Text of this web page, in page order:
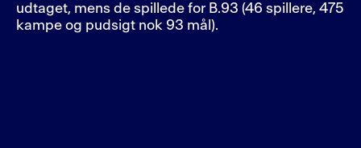
udtaget, mens de spillede for B.93 (46 spillere, 475
kampe og pudsigt nok 93 mål).